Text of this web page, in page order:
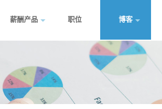
薪酬产品 职位 博客